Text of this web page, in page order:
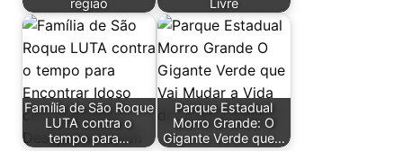
região Livre
Família de São Roque
LUTA contra o
tempo para…
Parque Estadual
Morro Grande: O
Gigante Verde que…